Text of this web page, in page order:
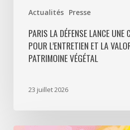
Actualités Presse
PARIS LA DÉFENSE LANCE UNE
POUR L’ENTRETIEN ET LA
PATRIMOINE VÉGÉTAL
23 juillet 2026